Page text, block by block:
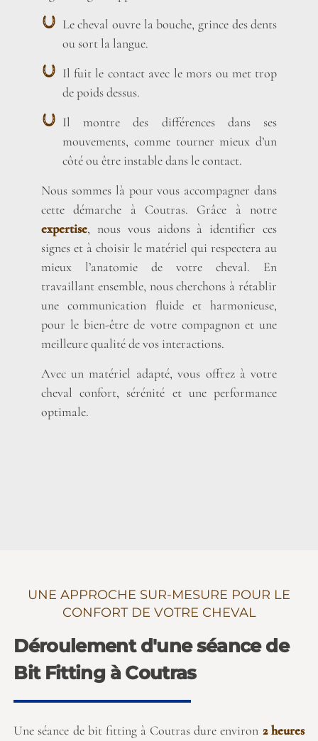
Le cheval ouvre la bouche, grince des dents
ou sort la langue.
Il fuit le contact avec le mors ou met trop
de poids dessus.
Il montre des différences dans ses
mouvements, comme tourner mieux d’un
côté ou être instable dans le contact.
Nous sommes là pour vous accompagner dans
cette démarche à Coutras. Grâce à notre
expertise, nous vous aidons à identifier ces
signes et à choisir le matériel qui respectera au
mieux l’anatomie de votre cheval. En
travaillant ensemble, nous cherchons à rétablir
une communication fluide et harmonieuse,
pour le bien-être de votre compagnon et une
meilleure qualité de vos interactions.
Avec un matériel adapté, vous offrez à votre
cheval confort, sérénité et une performance
optimale.
UNE APPROCHE SUR-MESURE POUR LE
CONFORT DE VOTRE CHEVAL
Déroulement d'une séance de
Bit Fitting à Coutras
Une séance de bit fitting à Coutras dure environ 2 heures